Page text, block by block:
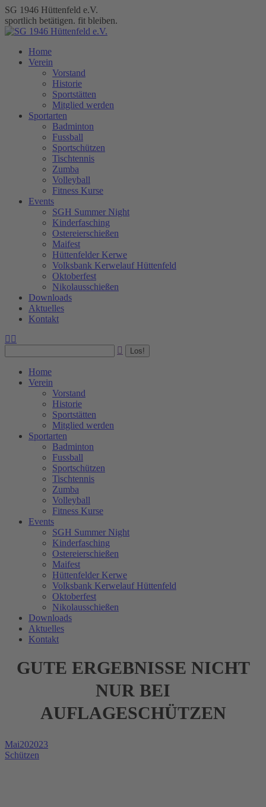
Zum
Inhalt
springen
SG 1946 Hüttenfeld e.V.
sportlich betätigen. fit bleiben.
Home
Verein
Vorstand
Historie
Sportstätten
Mitglied werden
Sportarten
Badminton
Fussball
Sportschützen
Tischtennis
Zumba
Volleyball
Fitness Kurse
Events
SGH Summer Night
Kinderfasching
Ostereierschießen
Maifest
Hüttenfelder Kerwe
Volksbank Kerwelauf Hüttenfeld
Oktoberfest
Nikolausschießen
Downloads
Aktuelles
Kontakt
Facebook
opens
new
opens
in
new
window
Home
Verein
Vorstand
Historie
Sportstätten
Mitglied werden
Sportarten
Badminton
Fussball
Sportschützen
Tischtennis
Zumba
Volleyball
Fitness Kurse
Events
SGH Summer Night
Kinderfasching
Ostereierschießen
Maifest
Hüttenfelder Kerwe
Volksbank Kerwelauf Hüttenfeld
Oktoberfest
Nikolausschießen
Downloads
Aktuelles
Kontakt
GUTE ERGEBNISSE NICHT
NUR BEI
AUFLAGESCHÜTZEN
Mai202023
Schützen